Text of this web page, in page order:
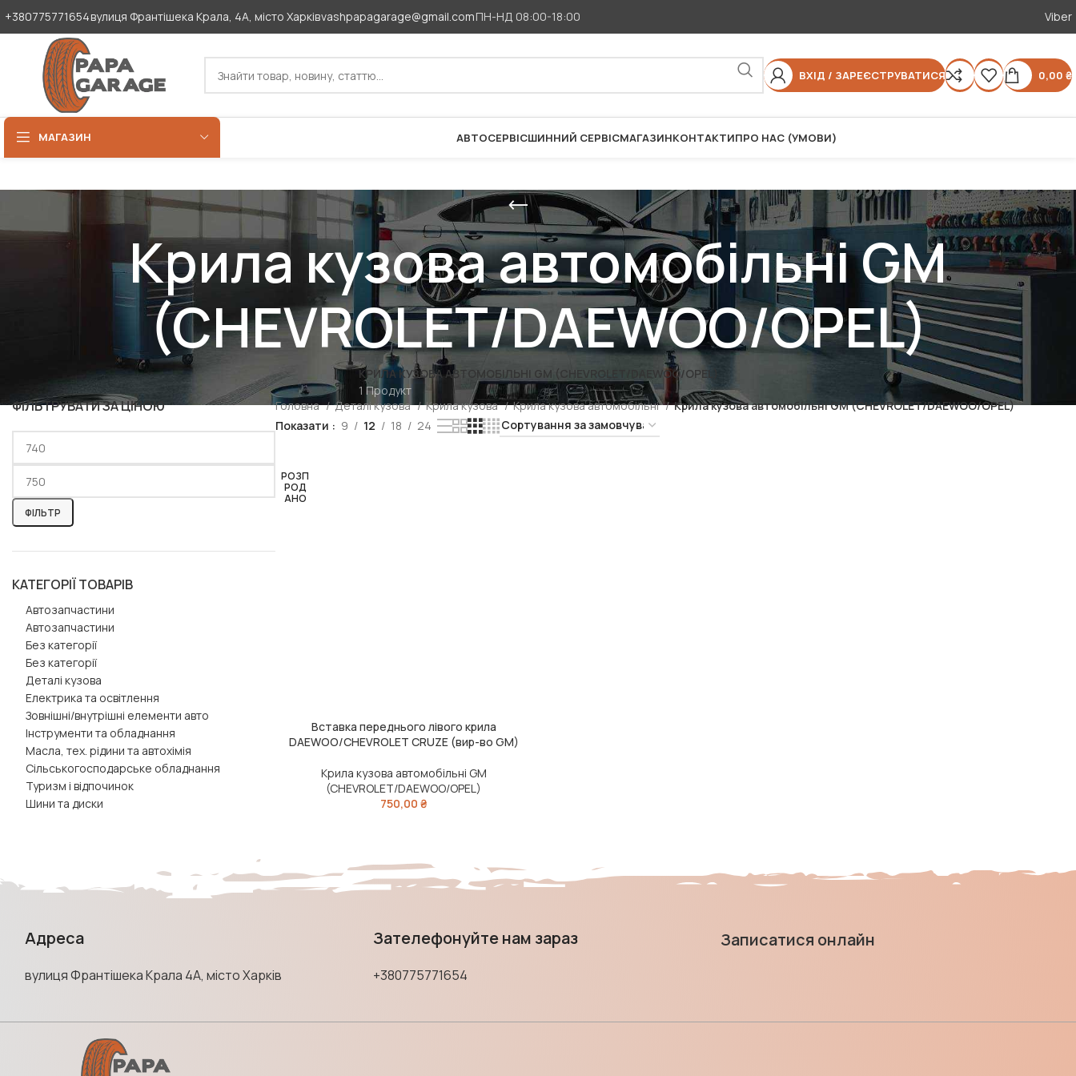
+380775771654вулиця Франтішека Крала, 4А, місто Харківvashpapagarage@gmail.comПН-НД 08:00-18:00 Viber
ВХІД / ЗАРЕЄСТРУВАТИСЯ 0,00 ₴
МАГАЗИН АВТОСЕРВІСШИННИЙ СЕРВІСМАГАЗИНКОНТАКТИПРО НАС (УМОВИ)
Крила кузова автомобільні GM
(CHEVROLET/DAEWOO/OPEL)
КРИЛА КУЗОВА АВТОМОБІЛЬНІ GM (CHEVROLET/DAEWOO/OPEL)
1 Продукт
ФІЛЬТРУВАТИ ЗА ЦІНОЮ
ФІЛЬТР
КАТЕГОРІЇ ТОВАРІВ
Автозапчастини
Автозапчастини
Без категорії
Без категорії
Деталі кузова
Електрика та освітлення
Зовнішні/внутрішні елементи авто
Інструменти та обладнання
Масла, тех. рідини та автохімія
Сільськогосподарське обладнання
Туризм і відпочинок
Шини та диски
Головна Деталі кузова Крила кузова Крила кузова автомобільні
Крила кузова автомобільні GM (CHEVROLET/DAEWOO/OPEL)
Показати
9 12 18 24
РОЗП
РОД
АНО
ЧИТАТИ ДАЛІ
Вставка переднього лівого крила
DAEWOO/CHEVROLET CRUZE (вир-во GM)
Крила кузова автомобільні GM
(CHEVROLET/DAEWOO/OPEL)
750,00 ₴
Адреса
вулиця Франтішека Крала 4А, місто Харків
Зателефонуйте нам зараз
+380775771654
Записатися онлайн